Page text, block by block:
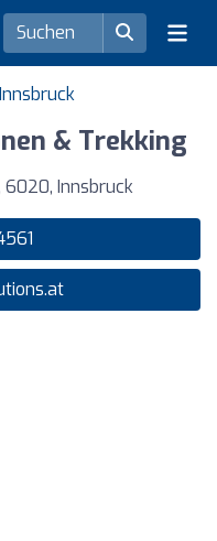
& Trekking
6020, Innsbruck